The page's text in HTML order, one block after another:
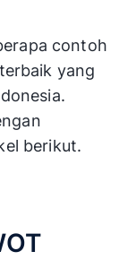
contoh
yang
berikut.